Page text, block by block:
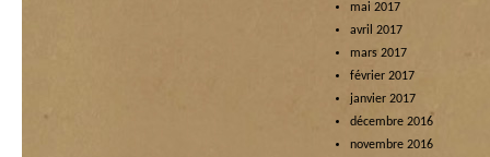
mai 2017
avril 2017
mars 2017
février 2017
janvier 2017
décembre 2016
novembre 2016